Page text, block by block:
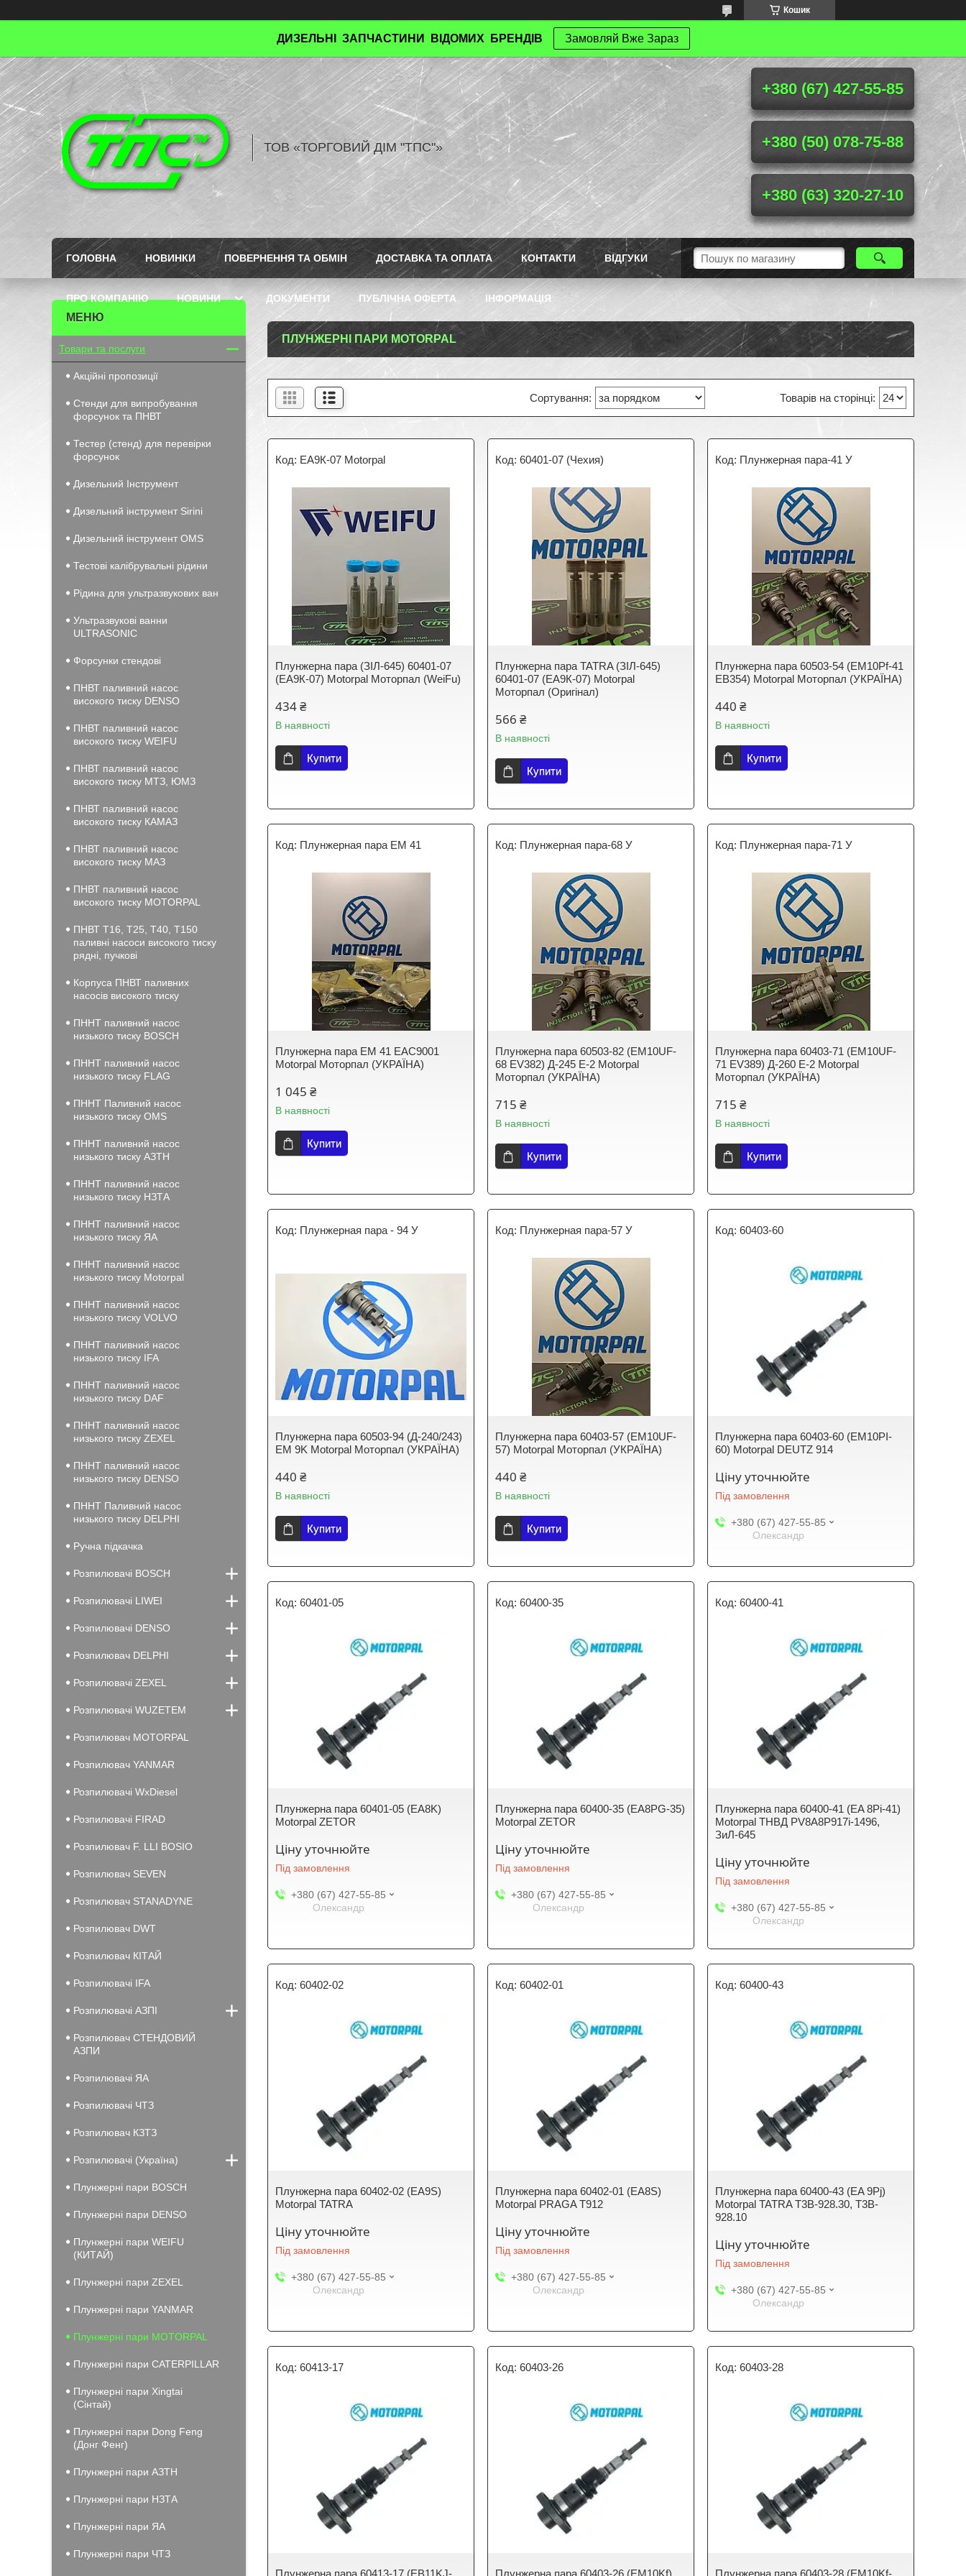
Кошик
ДИЗЕЛЬНІ ЗАПЧАСТИНИ ВІДОМИХ БРЕНДІВ Замовляй Вже Зараз
ТОВ «ТОРГОВИЙ ДІМ "ТПС"»
+380 (67) 427-55-85
+380 (50) 078-75-88
+380 (63) 320-27-10
ГОЛОВНА НОВИНКИ ПОВЕРНЕННЯ ТА ОБМІН ДОСТАВКА ТА ОПЛАТА КОНТАКТИ ВІДГУКИ
ПРО КОМПАНІЮ НОВИНИ ДОКУМЕНТИ ПУБЛІЧНА ОФЕРТА ІНФОРМАЦІЯ
ПЛУНЖЕРНІ ПАРИ MOTORPAL
ЕА9К-07 Motorpal
Плунжерна пара (ЗІЛ-645) 60401-07
(ЕА9К-07) Motorpal Моторпал (WeiFu)
434 ₴
В наявності
Купити
60401-07 (Чехия)
Плунжерна пара TATRA (ЗІЛ-645)
60401-07 (ЕА9К-07) Motorpal
Моторпал (Оригінал)
566 ₴
В наявності
Купити
Плунжерная пара-41 У
Плунжерна пара 60503-54 (EM10Pf-41
EB354) Motorpal Моторпал (УКРАЇНА)
440 ₴
В наявності
Купити
Плунжерная пара EM 41
Плунжерна пара EM 41 EAC9001
Motorpal Моторпал (УКРАЇНА)
1 045 ₴
В наявності
Купити
Плунжерная пара-68 У
Плунжерна пара 60503-82 (EM10UF-
68 EV382) Д-245 E-2 Motorpal
Моторпал (УКРАЇНА)
715 ₴
В наявності
Купити
Плунжерная пара-71 У
Плунжерна пара 60403-71 (EM10UF-
71 EV389) Д-260 E-2 Motorpal
Моторпал (УКРАЇНА)
715 ₴
В наявності
Купити
Плунжерная пара - 94 У
Плунжерна пара 60503-94 (Д-240/243)
EM 9K Motorpal Моторпал (УКРАЇНА)
440 ₴
В наявності
Купити
Плунжерная пара-57 У
Плунжерна пара 60403-57 (EM10UF-
57) Motorpal Моторпал (УКРАЇНА)
440 ₴
В наявності
Купити
60403-60
Плунжерна пара 60403-60 (EM10PI-
60) Motorpal DEUTZ 914
Ціну уточнюйте
Під замовлення
+380 (67) 427-55-85
Олександр
60401-05
Плунжерна пара 60401-05 (EA8K)
Motorpal ZETOR
Ціну уточнюйте
Під замовлення
+380 (67) 427-55-85
Олександр
60400-35
Плунжерна пара 60400-35 (EA8PG-35)
Motorpal ZETOR
Ціну уточнюйте
Під замовлення
+380 (67) 427-55-85
Олександр
60400-41
Плунжерна пара 60400-41 (EA 8Pi-41)
Motorpal ТНВД PV8A8P917i-1496,
ЗиЛ-645
Ціну уточнюйте
Під замовлення
+380 (67) 427-55-85
Олександр
60402-02
Плунжерна пара 60402-02 (EA9S)
Motorpal TATRA
Ціну уточнюйте
Під замовлення
+380 (67) 427-55-85
Олександр
60402-01
Плунжерна пара 60402-01 (EA8S)
Motorpal PRAGA T912
Ціну уточнюйте
Під замовлення
+380 (67) 427-55-85
Олександр
60400-43
Плунжерна пара 60400-43 (EA 9Pj)
Motorpal TATRA T3B-928.30, T3B-
928.10
Ціну уточнюйте
Під замовлення
+380 (67) 427-55-85
Олександр
60413-17
Плунжерна пара 60413-17 (EB11KJ-
60403-26
Плунжерна пара 60403-26 (EM10Kf)
60403-28
Плунжерна пара 60403-28 (EM10Kf-
Товари та послуги
Акційні пропозиції
Стенди для випробування
форсунок та ПНВТ
Тестер (стенд) для перевірки
форсунок
Дизельний Інструмент
Дизельний інструмент Sirini
Дизельний інструмент OMS
Тестові калібрувальні рідини
Рідина для ультразвукових ван
Ультразвукові ванни
ULTRASONIC
Форсунки стендові
ПНВТ паливний насос
високого тиску DENSO
ПНВТ паливний насос
високого тиску WEIFU
ПНВТ паливний насос
високого тиску МТЗ, ЮМЗ
ПНВТ паливний насос
високого тиску КАМАЗ
ПНВТ паливний насос
високого тиску МАЗ
ПНВТ паливний насос
високого тиску MOTORPAL
ПНВТ Т16, Т25, Т40, Т150
паливні насоси високого тиску
рядні, пучкові
Корпуса ПНВТ паливних
насосів високого тиску
ПННТ паливний насос
низького тиску BOSCH
ПННТ паливний насос
низького тиску FLAG
ПННТ Паливний насос
низького тиску OMS
ПННТ паливний насос
низького тиску АЗТН
ПННТ паливний насос
низького тиску НЗТА
ПННТ паливний насос
низького тиску ЯА
ПННТ паливний насос
низького тиску Motorpal
ПННТ паливний насос
низького тиску VOLVO
ПННТ паливний насос
низького тиску IFA
ПННТ паливний насос
низького тиску DAF
ПННТ паливний насос
низького тиску ZEXEL
ПННТ паливний насос
низького тиску DENSO
ПННТ Паливний насос
низького тиску DELPHI
Ручна підкачка
Розпилювачі BOSCH
Розпилювачі LIWEI
Розпилювачі DENSO
Розпилювач DELPHI
Розпилювачі ZEXEL
Розпилювачі WUZETEM
Розпилювач MOTORPAL
Розпилювач YANMAR
Розпилювачі WxDiesel
Розпилювачі FIRAD
Розпилювач F. LLI BOSIO
Розпилювач SEVEN
Розпилювач STANADYNE
Розпилювач DWT
Розпилювач КІТАЙ
Розпилювачі IFA
Розпилювачі АЗПІ
Розпилювач СТЕНДОВИЙ
АЗПИ
Розпилювачі ЯА
Розпилювачі ЧТЗ
Розпилювач КЗТЗ
Розпилювачі (Україна)
Плунжерні пари BOSCH
Плунжерні пари DENSO
Плунжерні пари WEIFU
(КИТАЙ)
Плунжерні пари ZEXEL
Плунжерні пари YANMAR
Плунжерні пари MOTORPAL
Плунжерні пари CATERPILLAR
Плунжерні пари Xingtai
(Сінтай)
Плунжерні пари Dong Feng
(Донг Фенг)
Плунжерні пари АЗТН
Плунжерні пари НЗТА
Плунжерні пари ЯА
Плунжерні пари ЧТЗ